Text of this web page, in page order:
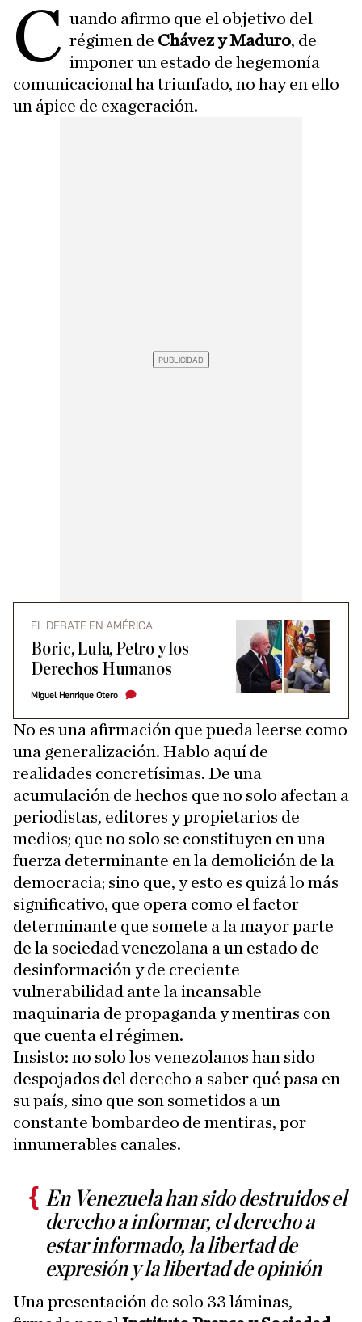
C uando afirmo que el objetivo del
régimen de Chávez y Maduro, de
imponer un estado de hegemonía
comunicacional ha triunfado, no hay en ello
un ápice de exageración.
EL DEBATE EN AMÉRICA
Boric, Lula, Petro y los
Derechos Humanos
Miguel Henrique Otero
No es una afirmación que pueda leerse como
una generalización. Hablo aquí de
realidades concretísimas. De una
acumulación de hechos que no solo afectan a
periodistas, editores y propietarios de
medios; que no solo se constituyen en una
fuerza determinante en la demolición de la
democracia; sino que, y esto es quizá lo más
significativo, que opera como el factor
determinante que somete a la mayor parte
de la sociedad venezolana a un estado de
desinformación y de creciente
vulnerabilidad ante la incansable
maquinaria de propaganda y mentiras con
que cuenta el régimen.
Insisto: no solo los venezolanos han sido
despojados del derecho a saber qué pasa en
su país, sino que son sometidos a un
constante bombardeo de mentiras, por
innumerables canales.
En Venezuela han sido destruidos el
derecho a informar, el derecho a
estar informado, la libertad de
expresión y la libertad de opinión
Una presentación de solo 33 láminas,